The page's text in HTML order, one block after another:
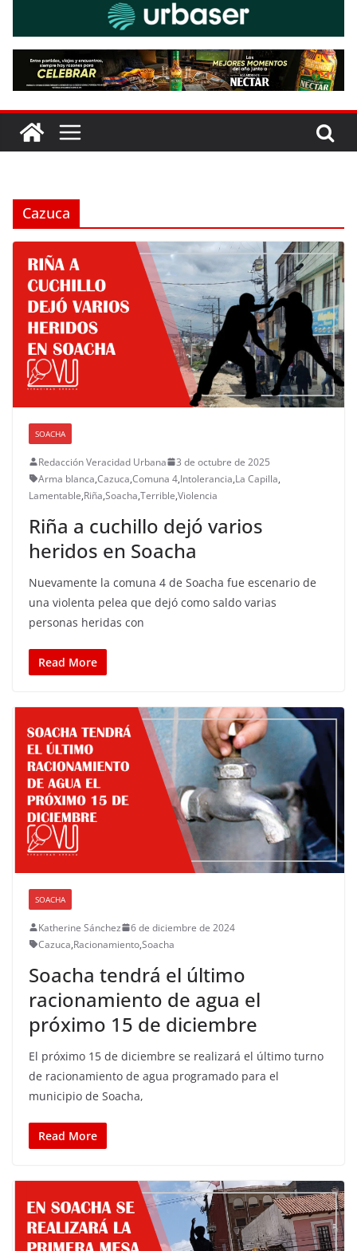
Cazuca
SOACHA
Redacción Veracidad Urbana
3 de octubre de 2025
Arma blanca,Cazuca,Comuna 4,Intolerancia,La Capilla,
Lamentable,Riña,Soacha,Terrible,Violencia
Riña a cuchillo dejó varios
heridos en Soacha
Nuevamente la comuna 4 de Soacha fue escenario de
una violenta pelea que dejó como saldo varias
personas heridas con
Read More
SOACHA
Katherine Sánchez
6 de diciembre de 2024
Cazuca,Racionamiento,Soacha
Soacha tendrá el último
racionamiento de agua el
próximo 15 de diciembre
El próximo 15 de diciembre se realizará el último turno
de racionamiento de agua programado para el
municipio de Soacha,
Read More